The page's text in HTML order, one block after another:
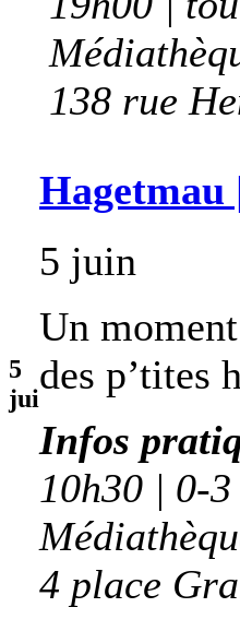
138 rue
5
jui
5 juin
Un
des p’tites
Infos
10h30 | 0-
4 place